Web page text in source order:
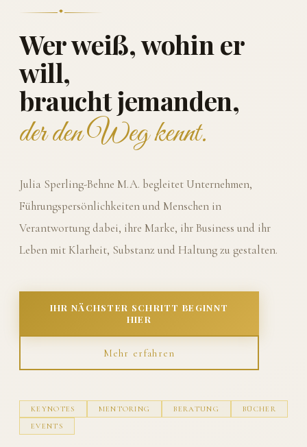
Wer weiß, wohin er
will,
braucht jemanden,
der den Weg kennt.
Julia Sperling-Behne M.A. begleitet Unternehmen,
Führungspersönlichkeiten und Menschen in
Verantwortung dabei, ihre Marke, ihr Business und ihr
Leben mit Klarheit, Substanz und Haltung zu gestalten.
IHR NÄCHSTER SCHRITT BEGINNT
HIER
Mehr erfahren
KEYNOTES MENTORING BERATUNG
BÜCHER
EVENTS